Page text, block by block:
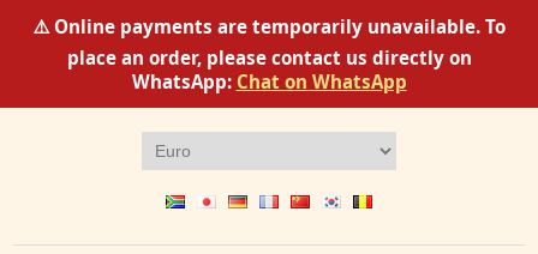
⚠️ Online payments are temporarily unavailable. To
place an order, please contact us directly on
WhatsApp: Chat on WhatsApp